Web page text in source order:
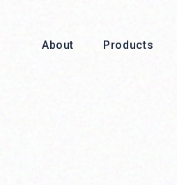
About Products